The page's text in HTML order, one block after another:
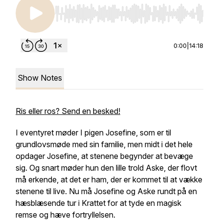
Use Left/Right to seek, Home/End to jump to
0:00 14:18
Show Notes
Ris eller ros? Send en besked!
I eventyret møder I pigen Josefine, som er til
grundlovsmøde med sin familie, men midt i det hele
opdager Josefine, at stenene begynder at bevæge
sig. Og snart møder hun den lille trold Aske, der flovt
må erkende, at det er ham, der er kommet til at vække
stenene til live. Nu må Josefine og Aske rundt på en
hæsblæsende tur i Krattet for at tyde en magisk
remse og hæve fortryllelsen.